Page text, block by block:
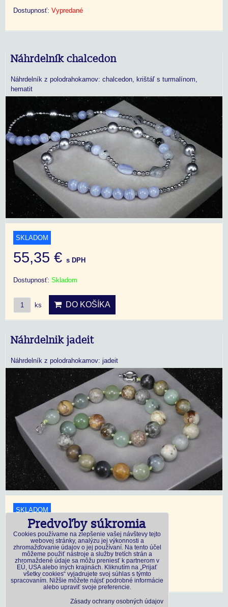
Dostupnosť: Vypredané
Náhrdelník chalcedon
Náhrdelník z polodrahokamov: chalcedon, krištáľ s turmalínom,
hematit
SKLADOM
55,35 € s DPH
Dostupnosť: Skladom
ks DO KOŠÍKA
Náhrdelnik jadeit
Náhrdelník z polodrahokamov: jadeit
SKLADOM
18,45 €s DPH
Dostupnosť:Skladom
ks DO KOŠÍKA
Predvoľby súkromia
Cookies používame na zlepšenie vašej návštevy tejto
webovej stránky, analýzu jej výkonnosti a
zhromažďovanie údajov o jej používaní. Na tento účel
môžeme použiť nástroje a služby tretích strán a
zhromaždené údaje sa môžu preniesť k partnerom v
EÚ, USA alebo iných krajinách. Kliknutím na „Prijať
všetky cookies“ vyjadrujete svoj súhlas s týmto
spracovaním. Nižšie môžete nájsť podrobné informácie
alebo upraviť svoje preferencie.
Zásady ochrany osobných údajov